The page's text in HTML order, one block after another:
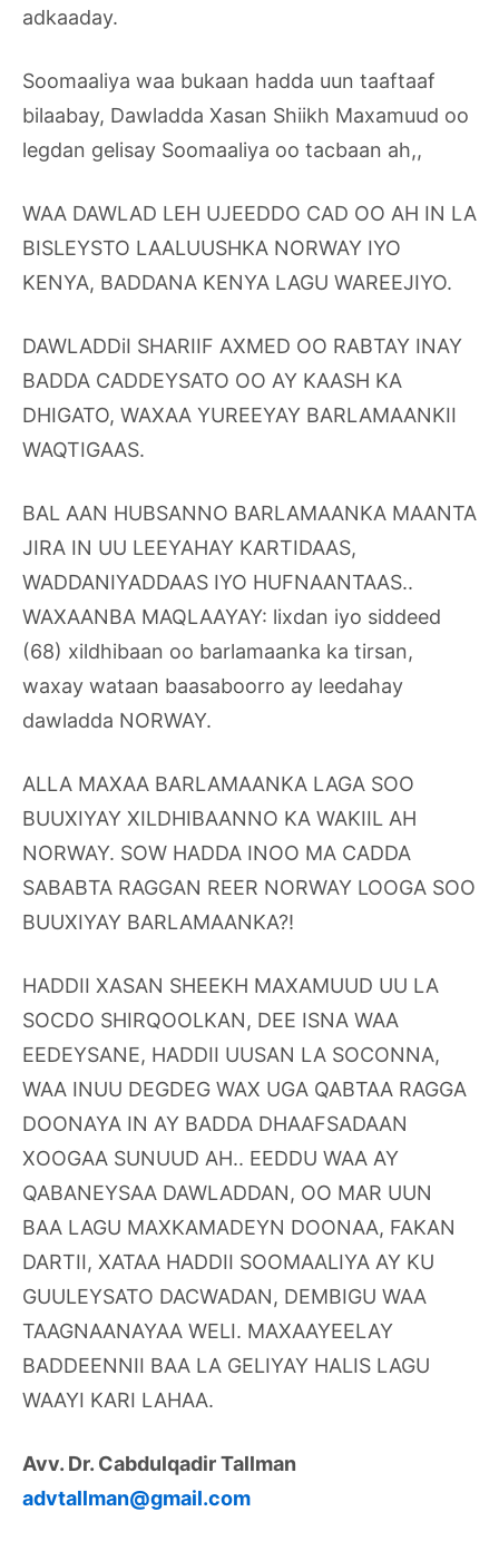
adkaaday.
Soomaaliya waa bukaan hadda uun taaftaaf
bilaabay, Dawladda Xasan Shiikh Maxamuud oo
legdan gelisay Soomaaliya oo tacbaan ah,,
WAA DAWLAD LEH UJEEDDO CAD OO AH IN LA
BISLEYSTO LAALUUSHKA NORWAY IYO
KENYA, BADDANA KENYA LAGU WAREEJIYO.
DAWLADDiI SHARIIF AXMED OO RABTAY INAY
BADDA CADDEYSATO OO AY KAASH KA
DHIGATO, WAXAA YUREEYAY BARLAMAANKII
WAQTIGAAS.
BAL AAN HUBSANNO BARLAMAANKA MAANTA
JIRA IN UU LEEYAHAY KARTIDAAS,
WADDANIYADDAAS IYO HUFNAANTAAS..
WAXAANBA MAQLAAYAY: lixdan iyo siddeed
(68) xildhibaan oo barlamaanka ka tirsan,
waxay wataan baasaboorro ay leedahay
dawladda NORWAY.
ALLA MAXAA BARLAMAANKA LAGA SOO
BUUXIYAY XILDHIBAANNO KA WAKIIL AH
NORWAY. SOW HADDA INOO MA CADDA
SABABTA RAGGAN REER NORWAY LOOGA SOO
BUUXIYAY BARLAMAANKA?!
HADDII XASAN SHEEKH MAXAMUUD UU LA
SOCDO SHIRQOOLKAN, DEE ISNA WAA
EEDEYSANE, HADDII UUSAN LA SOCONNA,
WAA INUU DEGDEG WAX UGA QABTAA RAGGA
DOONAYA IN AY BADDA DHAAFSADAAN
XOOGAA SUNUUD AH.. EEDDU WAA AY
QABANEYSAA DAWLADDAN, OO MAR UUN
BAA LAGU MAXKAMADEYN DOONAA, FAKAN
DARTII, XATAA HADDII SOOMAALIYA AY KU
GUULEYSATO DACWADAN, DEMBIGU WAA
TAAGNAANAYAA WELI. MAXAAYEELAY
BADDEENNII BAA LA GELIYAY HALIS LAGU
WAAYI KARI LAHAA.
Avv. Dr. Cabdulqadir Tallman
advtallman@gmail.com